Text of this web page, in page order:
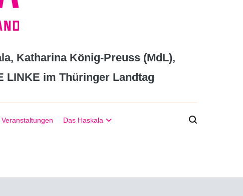
Katharina König-Preuss (MdL),
im Thüringer Landtag
Das Haskala